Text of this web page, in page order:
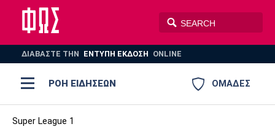
ΔΙΑΒΑΣΤΕ THN ΕΝΤΥΠΗ ΕΚΔΟΣΗ ONLINE
ΟΜΑΔΕΣ
ΡΟΗ ΕΙΔΗΣΕΩΝ
ΠΟΔΟΣΦΑΙΡΟ
Ποδόσφαιρο
Super League 1